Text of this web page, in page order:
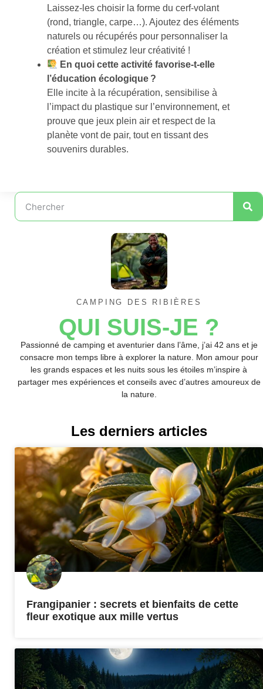
Laissez-les choisir la forme du cerf-volant
(rond, triangle, carpe…). Ajoutez des éléments
naturels ou récupérés pour personnaliser la
création et stimulez leur créativité !
En quoi cette activité favorise-t-elle
l’éducation écologique ?
Elle incite à la récupération, sensibilise à
l’impact du plastique sur l’environnement, et
prouve que jeux plein air et respect de la
planète vont de pair, tout en tissant des
souvenirs durables.
CAMPING DES RIBIÈRES
QUI SUIS-JE ?
Passionné de camping et aventurier dans l’âme, j’ai 42 ans et je
consacre mon temps libre à explorer la nature. Mon amour pour
les grands espaces et les nuits sous les étoiles m’inspire à
partager mes expériences et conseils avec d’autres amoureux de
la nature.
Les derniers articles
Frangipanier : secrets et bienfaits de cette
fleur exotique aux mille vertus